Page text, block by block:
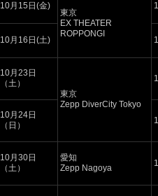
10月15日(金)
東京
EX THEATER
ROPPONGI
10月16日(土)
10月23日
（土）
東京
Zepp DiverCity Tokyo
10月24日
（日）
10月30日
（土）
愛知
Zepp Nagoya